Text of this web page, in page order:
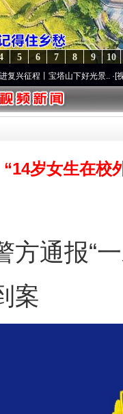
10
9
8
7
6
5
宝塔山下好光景..·[视频]因党而
“14岁女生在校
通报“一
案